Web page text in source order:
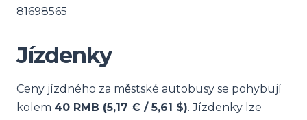
81698565
Jízdenky
Ceny jízdného za městské autobusy se pohybují
kolem 40 RMB (5,17 € / 5,61 $). Jízdenky lze